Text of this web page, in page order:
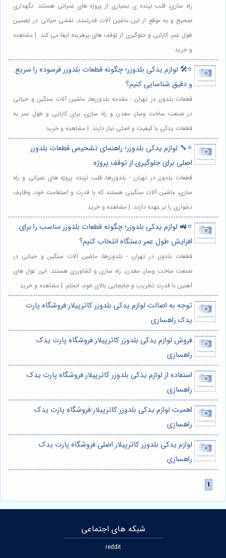
راه سازی، قلب تپنده ی بسیاری از پروژه های عمرانی هستند. نگهداری
صحیح و به موقع از این ماشین آلات قدرتمند، نقشی حیاتی در تضمین
طول عمر، کارایی و جلوگیری از توقف های پرهزینه ایفا می کند. | مشاهده
و خرید
⭐️🛠️ لوازم یدکی بلدوزر؛ چگونه قطعات بلدوزر فرسوده را سریع
و دقیق شناسایی کنیم؟
قطعات بلدوزر در تهران - مقدمه بلدوزرها، ماشین آلات سنگین و حیاتی
در صنعت ساخت وساز، معدن و راه سازی، برای کارایی و طول عمر به
قطعات یدکی با کیفیت و اصلی نیاز دارند. | مشاهده و خرید
⭐️🔧 لوازم یدکی بلدوزر؛ راهنمای تشخیص قطعات بلدوزر
اصلی برای جلوگیری از توقف پروژه
قطعات بلدوزر در تهران - بلدوزرها، قلب تپنده پروژه های عمرانی و راه
سازی، ماشین آلات سنگینی هستند که با قدرت و استقامت خود، وظایف
دشواری را بر عهده دارند. | مشاهده و خرید
⭐️🚜 لوازم یدکی بلدوزر؛ چگونه قطعات بلدوزر مناسب را برای
افزایش طول عمر دستگاه انتخاب کنیم؟
قطعات بلدوزر در تهران - بلدوزرها، ماشین آلات سنگین و حیاتی در
صنعت ساخت وساز، معدن، راه سازی و کشاورزی هستند. این غول های
آهنین با قدرت تخریب و جابجایی بالای خود، انجام. | مشاهده و خرید
توجه به اصالت لوازم یدکی بلدوزر کاترپیلار:فروشگاه پارت
یدک راهسازی
فروش لوازم یدکی بلدوزر کاترپیلار:فروشگاه پارت یدک
راهسازی
استفاده از لوازم یدکی بلدوزر کاترپیلار:فروشگاه پارت یدک
راهسازی
اهمیت لوازم یدکی بلدوزر کاترپیلار:فروشگاه پارت یدک
راهسازی
لوازم یدکی بلدوزر کاترپیلار اصلی:فروشگاه پارت یدک
راهسازی
شبکه های اجتماعی
reddit